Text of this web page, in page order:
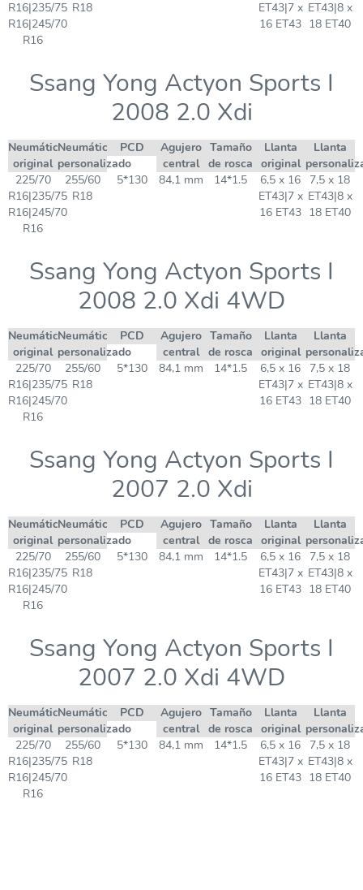
R16|235/75
R16|245/70
R16
R18
ET43|7 x
16 ET43
ET43|8 x
18 ET40
Ssang Yong Actyon Sports I
2008 2.0 Xdi
Neumático
original
Neumático
personalizado
PCD
Agujero
central
Tamaño
de rosca
Llanta
original
Llanta
225/70
R16|235/75
R16|245/70
R16
255/60
R18
5*130 84,1 mm 14*1.5
6,5 x 16
ET43|7 x
16 ET43
7,5 x 18
ET43|8 x
18 ET40
Ssang Yong Actyon Sports I
2008 2.0 Xdi 4WD
Neumático
original
Neumático
personalizado
PCD
Agujero
central
Tamaño
de rosca
Llanta
original
Llanta
225/70
R16|235/75
R16|245/70
R16
255/60
R18
5*130 84,1 mm 14*1.5
6,5 x 16
ET43|7 x
16 ET43
7,5 x 18
ET43|8 x
18 ET40
Ssang Yong Actyon Sports I
2007 2.0 Xdi
Neumático
original
Neumático
personalizado
PCD
Agujero
central
Tamaño
de rosca
Llanta
original
Llanta
225/70
R16|235/75
R16|245/70
R16
255/60
R18
5*130 84,1 mm 14*1.5
6,5 x 16
ET43|7 x
16 ET43
7,5 x 18
ET43|8 x
18 ET40
Ssang Yong Actyon Sports I
2007 2.0 Xdi 4WD
Neumático
original
Neumático
personalizado
PCD
Agujero
central
Tamaño
de rosca
Llanta
original
Llanta
225/70
R16|235/75
R16|245/70
R16
255/60
R18
5*130 84,1 mm 14*1.5
6,5 x 16
ET43|7 x
16 ET43
7,5 x 18
ET43|8 x
18 ET40